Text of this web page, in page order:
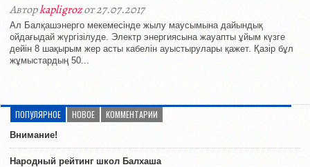
Авторkapligrozот 27.07.2017
Ал Балқашэнерго мекемесінде жылу маусымына дайындық
ойдағыдай жүргізілуде. Электр энергиясына жауапты ұйым күзге
дейін 8 шақырым жер асты кабелін ауыстырулары қажет. Қазір бұл
жұмыстардың 50...
ПОПУЛЯРНОЕ НОВОЕ КОММЕНТАРИИ
Внимание!
Народный рейтинг школ Балхаша